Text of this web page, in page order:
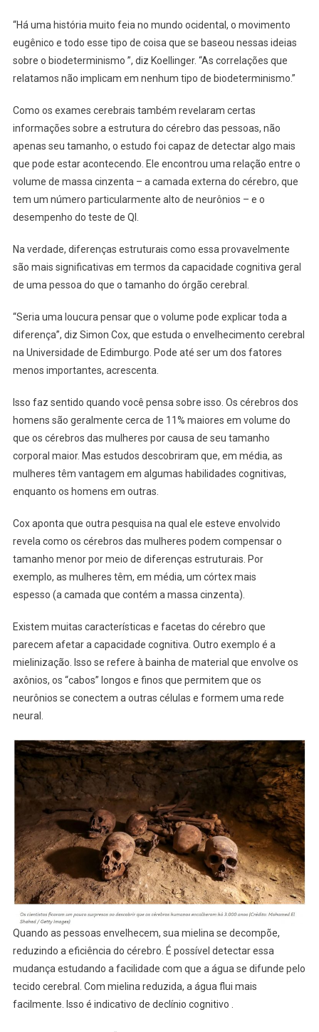
“Há uma história muito feia no mundo ocidental, o movimento
eugênico e todo esse tipo de coisa que se baseou nessas ideias
sobre o biodeterminismo ”, diz Koellinger. “As correlações que
relatamos não implicam em nenhum tipo de biodeterminismo.”
Como os exames cerebrais também revelaram certas
informações sobre a estrutura do cérebro das pessoas, não
apenas seu tamanho, o estudo foi capaz de detectar algo mais
que pode estar acontecendo. Ele encontrou uma relação entre o
volume de massa cinzenta – a camada externa do cérebro, que
tem um número particularmente alto de neurônios – e o
desempenho do teste de QI.
Na verdade, diferenças estruturais como essa provavelmente
são mais significativas em termos da capacidade cognitiva geral
de uma pessoa do que o tamanho do órgão cerebral.
“Seria uma loucura pensar que o volume pode explicar toda a
diferença”, diz Simon Cox, que estuda o envelhecimento cerebral
na Universidade de Edimburgo. Pode até ser um dos fatores
menos importantes, acrescenta.
Isso faz sentido quando você pensa sobre isso. Os cérebros dos
homens são geralmente cerca de 11% maiores em volume do
que os cérebros das mulheres por causa de seu tamanho
corporal maior. Mas estudos descobriram que, em média, as
mulheres têm vantagem em algumas habilidades cognitivas,
enquanto os homens em outras.
Cox aponta que outra pesquisa na qual ele esteve envolvido
revela como os cérebros das mulheres podem compensar o
tamanho menor por meio de diferenças estruturais. Por
exemplo, as mulheres têm, em média, um córtex mais
espesso (a camada que contém a massa cinzenta).
Existem muitas características e facetas do cérebro que
parecem afetar a capacidade cognitiva. Outro exemplo é a
mielinização. Isso se refere à bainha de material que envolve os
axônios, os “cabos” longos e finos que permitem que os
neurônios se conectem a outras células e formem uma rede
neural.
Quando as pessoas envelhecem, sua mielina se decompõe,
reduzindo a eficiência do cérebro. É possível detectar essa
mudança estudando a facilidade com que a água se difunde pelo
tecido cerebral. Com mielina reduzida, a água flui mais
facilmente. Isso é indicativo de declínio cognitivo .